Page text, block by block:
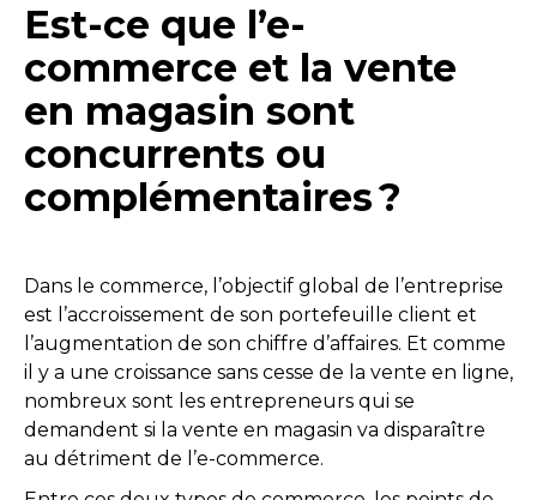
Est-ce que l’e-
commerce et la vente
en magasin sont
concurrents ou
complémentaires ?
Dans le commerce, l’objectif global de l’entreprise
est l’accroissement de son portefeuille client et
l’augmentation de son chiffre d’affaires. Et comme
il y a une croissance sans cesse de la vente en ligne,
nombreux sont les entrepreneurs qui se
demandent si la vente en magasin va disparaître
au détriment de l’e-commerce.